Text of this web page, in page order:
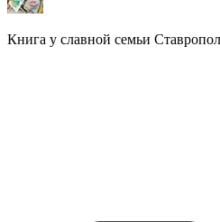
Книга у славной семьи